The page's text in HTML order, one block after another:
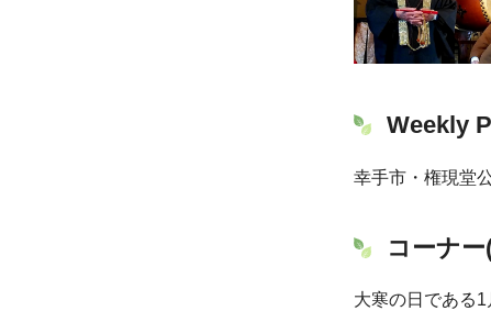
Weekly
幸手市・権現堂
コーナ
大寒の日である